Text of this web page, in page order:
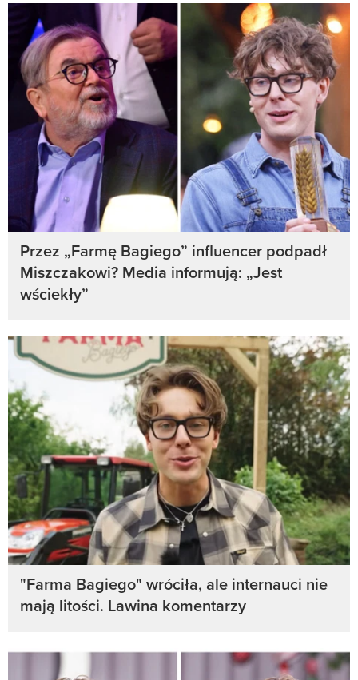
Przez „Farmę Bagiego” influencer podpadł
Miszczakowi? Media informują: „Jest
wściekły”
"Farma Bagiego" wróciła, ale internauci nie
mają litości. Lawina komentarzy